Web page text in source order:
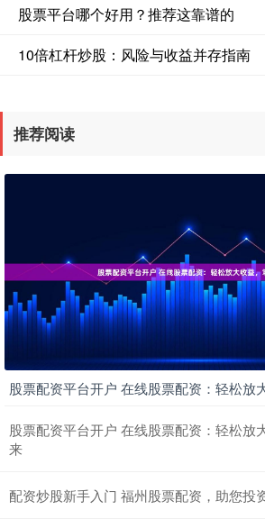
股票平台哪个好用？推荐这靠谱的
10倍杠杆炒股：风险与收益并存指南
推荐阅读
股票配资平台开户 在线股票配资：轻松放
股票配资平台开户 在线股票配资：轻松放
来
配资炒股新手入门 福州股票配资，助您投